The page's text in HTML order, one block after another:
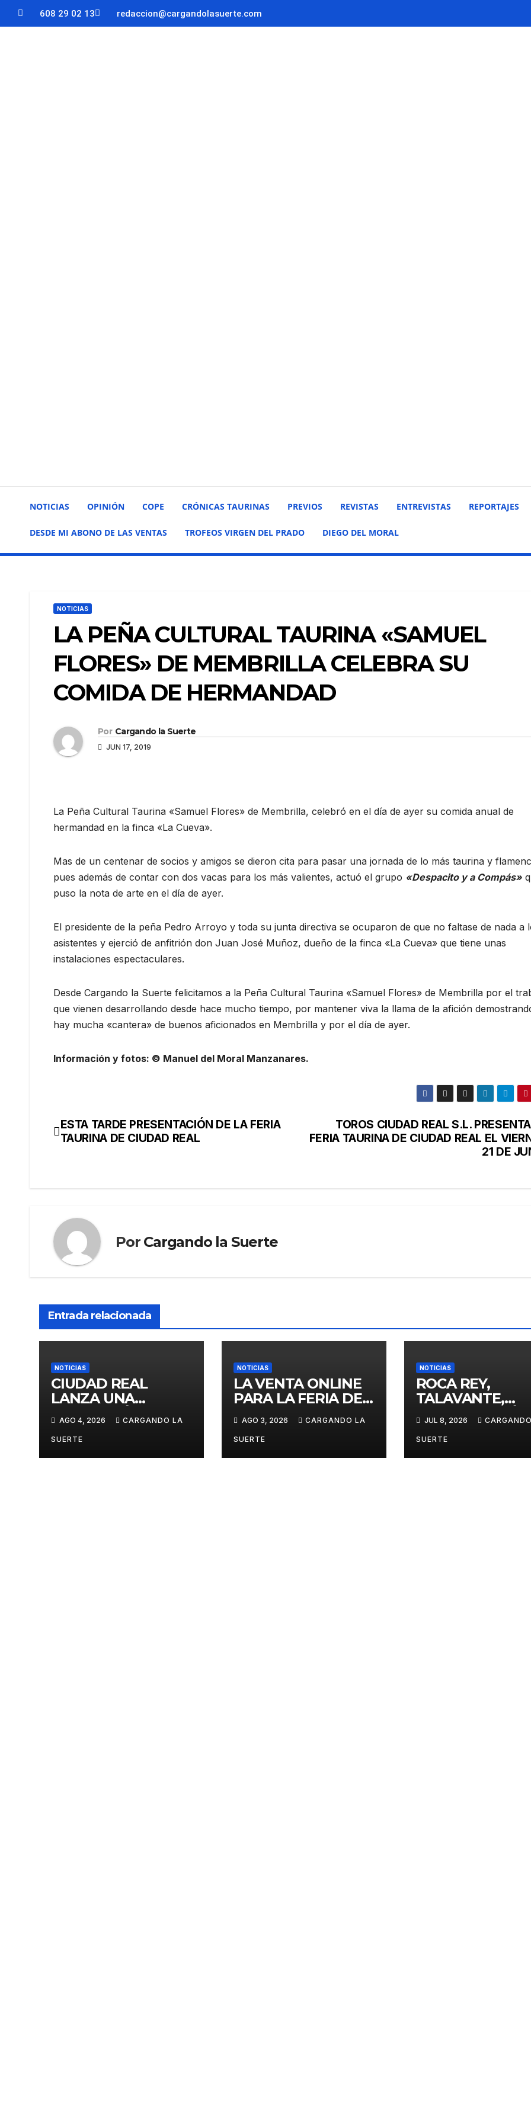
608 29 02 13 redaccion@cargandolasuerte.com
NOTICIAS OPINIÓN COPE CRÓNICAS TAURINAS PREVIOS REVISTAS ENTREVISTAS REPORTAJES
DESDE MI ABONO DE LAS VENTAS TROFEOS VIRGEN DEL PRADO DIEGO DEL MORAL
NOTICIAS
LA PEÑA CULTURAL TAURINA «SAMUEL
FLORES» DE MEMBRILLA CELEBRA SU
COMIDA DE HERMANDAD
Por Cargando la Suerte
JUN 17, 2019
La Peña Cultural Taurina «Samuel Flores» de Membrilla, celebró en el día de ayer su comida anual de
hermandad en la finca «La Cueva».
Mas de un centenar de socios y amigos se dieron cita para pasar una jornada de lo más taurina y
pues además de contar con dos vacas para los más valientes, actuó el grupo «Despacito y a Compás»
puso la nota de arte en el día de ayer.
El presidente de la peña Pedro Arroyo y toda su junta directiva se ocuparon de que no faltase de nada a
asistentes y ejerció de anfitrión don Juan José Muñoz, dueño de la finca «La Cueva» que tiene unas
instalaciones espectaculares.
Desde Cargando la Suerte felicitamos a la Peña Cultural Taurina «Samuel Flores» de Membrilla por el
que vienen desarrollando desde hace mucho tiempo, por mantener viva la llama de la afición
hay mucha «cantera» de buenos aficionados en Membrilla y por el día de ayer.
Información y fotos: © Manuel del Moral Manzanares.
TOROS CIUDAD REAL S.L.
FERIA TAURINA DE CIUDAD REAL EL
21 DE
ESTA TARDE PRESENTACIÓN DE LA FERIA
TAURINA DE CIUDAD REAL
Por Cargando la Suerte
Entrada relacionada
NOTICIAS
CIUDAD REAL
LANZA UNA
PROMOCIÓN
ESPECIAL PARA
JÓVENES MENORES
DE 25 AÑOS EN LAS
AGO 4, 2026 CARGANDO LA
SUERTE
NOTICIAS
LA VENTA ONLINE
PARA LA FERIA DE
CIUDAD REAL SIN
GASTOS DE
GESTION HASTA EL
DOMINGO
AGO 3, 2026 CARGANDO LA
SUERTE
NOTICIAS
ROCA REY,
TALAVANTE,
VENTURA Y
PUERTO, EJES
LA FERIA
VIRGEN DEL
JUL 8, 2026
SUERTE